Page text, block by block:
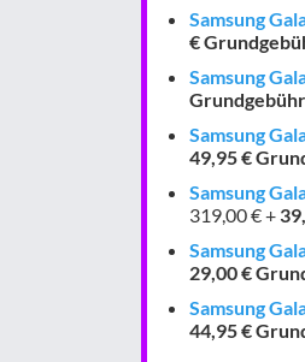
Samsung
€
Samsung
Grundgebühr
Samsung
49,95 €
Samsung
319,00 € +
Samsung
29,00 €
Samsung
44,95 €